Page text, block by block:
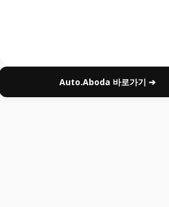
Auto.Aboda 바로가기 ➔